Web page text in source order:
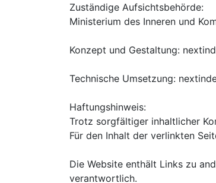
Zuständige Aufsichtsbehörde:
Ministerium des Inneren und
Konzept und Gestaltung:
Technische Umsetzung:
Haftungshinweis:
Trotz sorgfältiger inhaltlicher
Für den Inhalt der verlinkten
Die Website enthält Links zu
verantwortlich.